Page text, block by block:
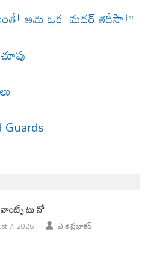
ఆమె ఒక మదర్ తెరీసా!”
చూపు
టు నో
7, 2026 ఎ కె ప్రభాకర్